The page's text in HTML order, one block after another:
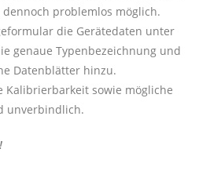
problemlos möglich.
die Gerätedaten unter
genaue Typenbezeichnung und
Datenblätter hinzu.
sowie mögliche
unverbindlich.